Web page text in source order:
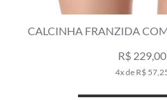
CALCINHA FRANZIDA
R$ 239,00
4x de R$